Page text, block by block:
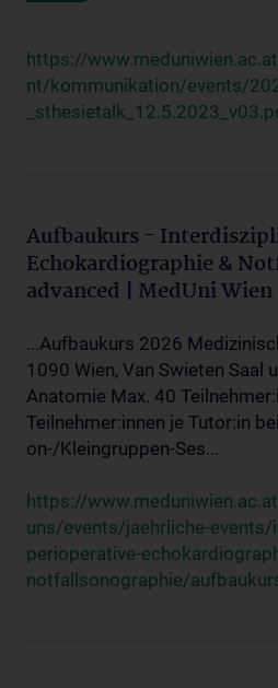
https://
nt/kommunikation/events/
Aufbaukurs -
Echokardiographie &
advanced | MedUni Wien
...Aufbaukurs 2026
1090 Wien, Van Swieten Saal
Anatomie Max. 40
Teilnehmer:innen je Tutor:in
on-/Kleingruppen-Ses...
https://
uns/events/jaehrliche-events/
perioperative-
notfallsonographie/